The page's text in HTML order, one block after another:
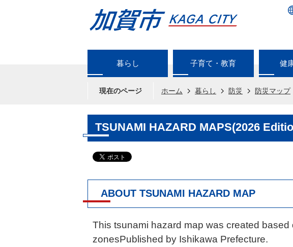
暮らし 子育て・教育 健
現在のページ ホーム 暮らし 防災 防災マップ
TSUNAMI HAZARD MAPS(2026
ABOUT TSUNAMI HAZARD MAP
This tsunami hazard map was created
zonesPublished by Ishikawa Prefecture.